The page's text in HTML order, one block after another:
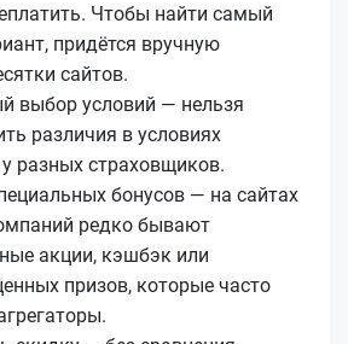
Чтобы найти самый
придётся вручную
сайтов.
выбор условий — нельзя
различия в условиях
разных страховщиков.
бонусов — на сайтах
редко бывают
акции, кэшбэк или
призов, которые часто